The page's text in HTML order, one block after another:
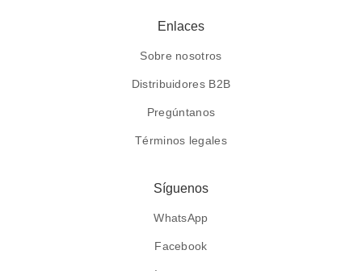
Enlaces
Sobre nosotros
Distribuidores B2B
Pregúntanos
Términos legales
Síguenos
WhatsApp
Facebook